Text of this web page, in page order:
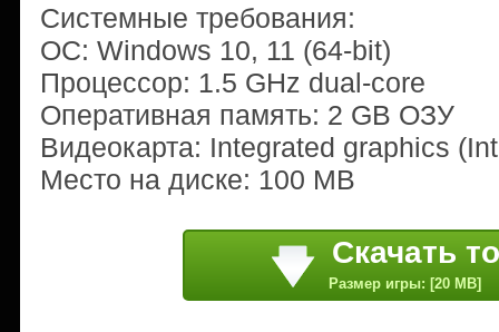
Системные требования:
ОС: Windows 10, 11 (64-bit)
Процессор: 1.5 GHz dual-core
Оперативная память: 2 GB ОЗУ
Видеокарта: Integrated graphics
Место на диске: 100 MB
Скачать
Размер игры: [20 MB]